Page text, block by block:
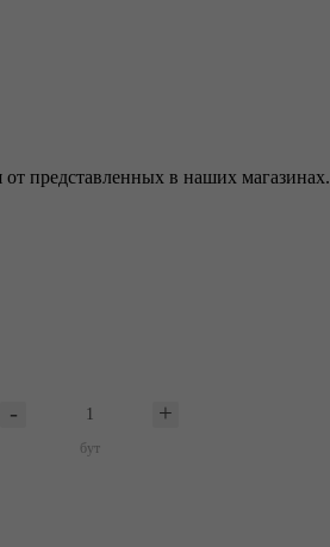
представленных в наших магазинах.
бут